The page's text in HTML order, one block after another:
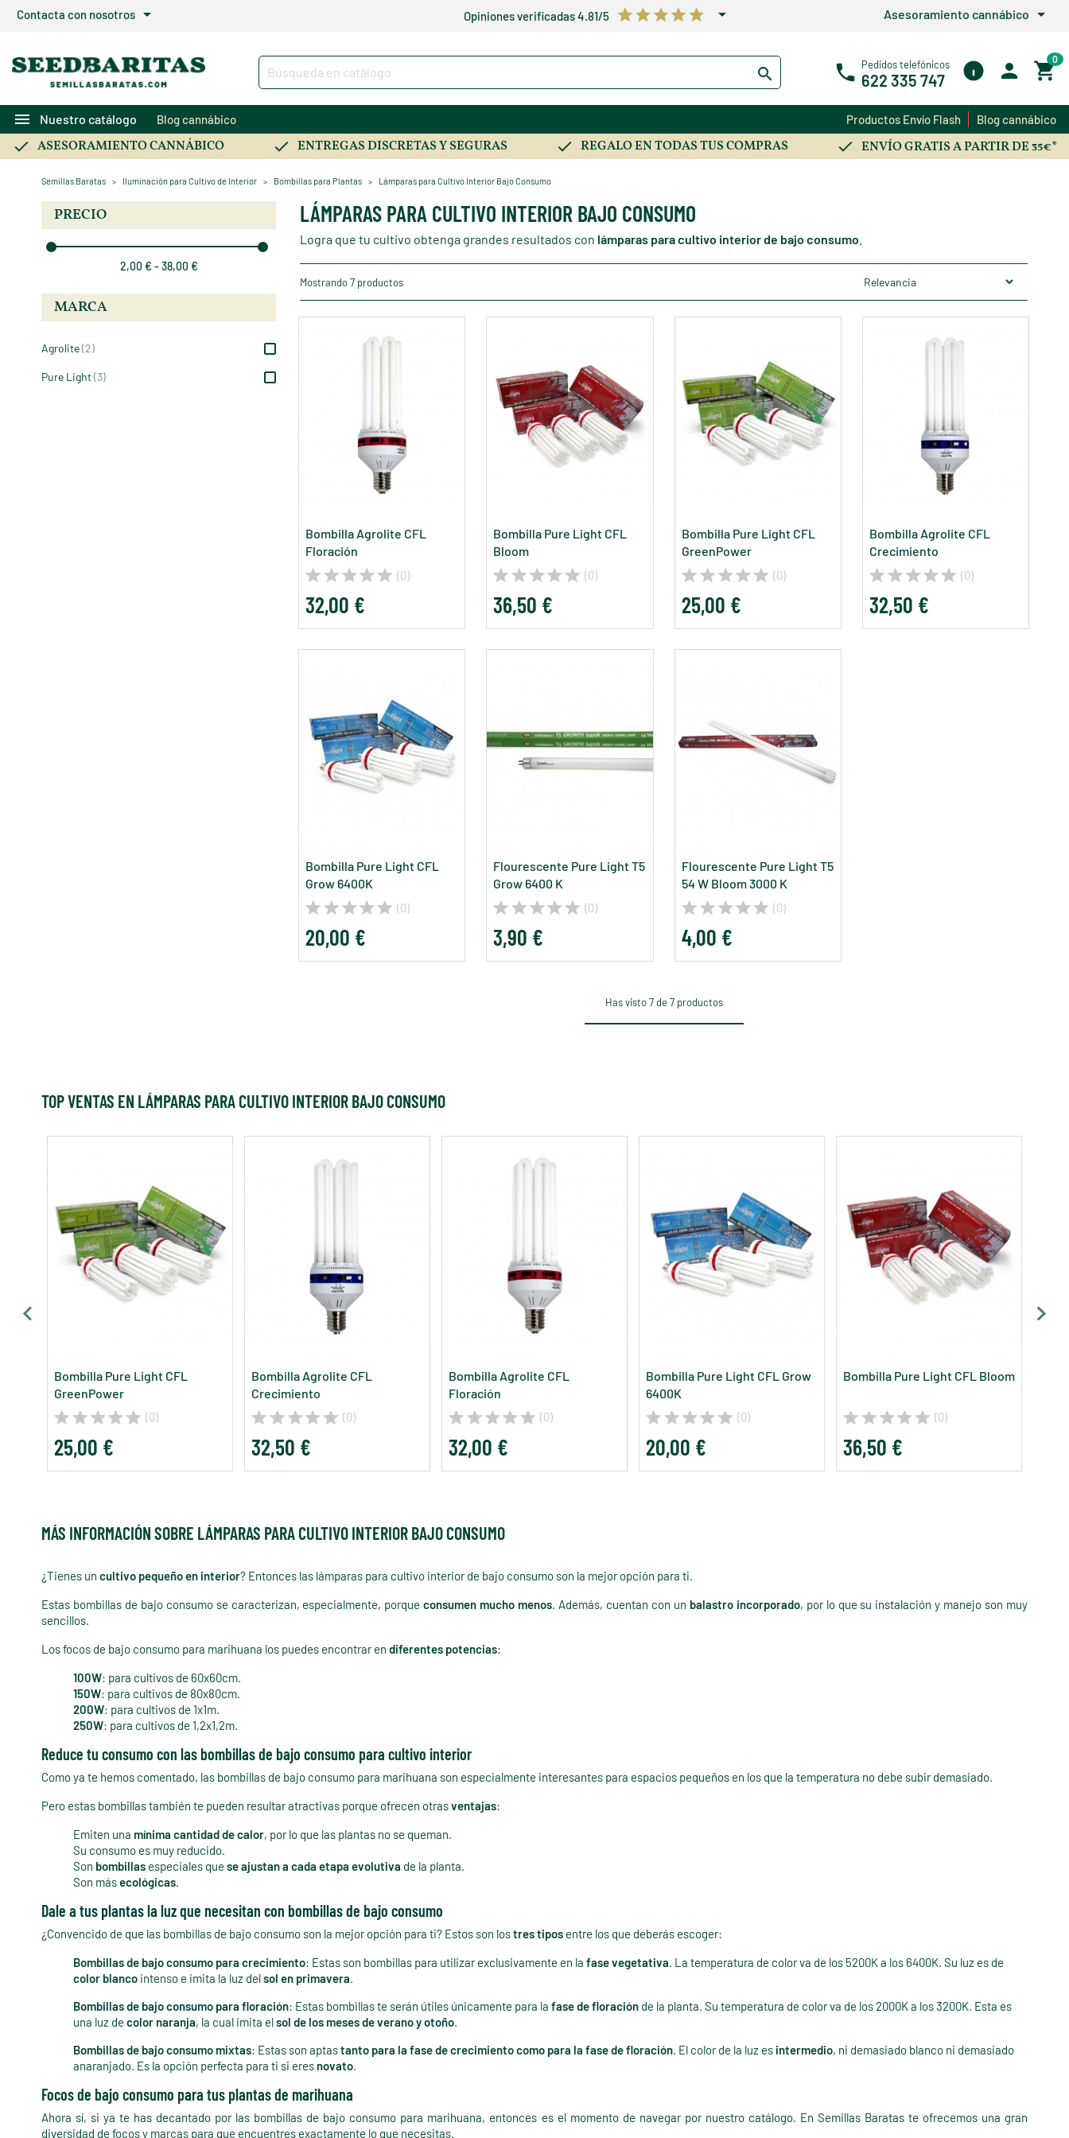
Contacta con nosotros arrow_drop_down Opiniones verificadas 4.81/5 arrow_drop_down Asesoramiento cannábico arrow_drop_down
Pedidos telefónicos
622 335 747
0
menu Nuestro catálogo Blog cannábico Productos Envío Flash Blog cannábico
ASESORAMIENTO CANNÁBICO ENTREGAS DISCRETAS Y SEGURAS REGALO EN TODAS TUS COMPRAS ENVÍO GRATIS A PARTIR DE 35€*
Semillas Baratas Iluminación para Cultivo de Interior Bombillas para Plantas Lámparas para Cultivo Interior Bajo Consumo
PRECIO
2,00 € - 38,00 €
MARCA
Agrolite(2)
Pure Light(3)
LÁMPARAS PARA CULTIVO INTERIOR BAJO CONSUMO
Logra que tu cultivo obtenga grandes resultados con lámparas para cultivo interior de bajo consumo
Mostrando 7 productos
Bombilla Agrolite CFL
Floración
(0)
32,00 €
Bombilla Pure Light CFL
Bloom
(0)
36,50 €
Bombilla Pure Light CFL
GreenPower
(0)
25,00 €
Bombilla Agrolite CFL
Crecimiento
(0)
32,50 €
Bombilla Pure Light CFL
Grow 6400K
(0)
20,00 €
Flourescente Pure Light T5
Grow 6400 K
(0)
3,90 €
Flourescente Pure Light T5
54 W Bloom 3000 K
(0)
4,00 €
Has visto 7 de 7 productos
TOP VENTAS EN LÁMPARAS PARA CULTIVO INTERIOR BAJO CONSUMO
Bombilla Pure Light CFL
GreenPower
(0)
25,00 €
Bombilla Agrolite CFL
Crecimiento
(0)
32,50 €
Bombilla Agrolite CFL
Floración
(0)
32,00 €
Bombilla Pure Light CFL Grow
6400K
(0)
20,00 €
Bombilla Pure Light CFL Bloom
(0)
36,50 €
MÁS INFORMACIÓN SOBRE LÁMPARAS PARA CULTIVO INTERIOR BAJO CONSUMO
¿Tienes un cultivo pequeño en interior? Entonces las lámparas para cultivo interior de bajo consumo son la mejor opción para ti.
Estas bombillas de bajo consumo se caracterizan, especialmente, porqueconsumen mucho menos. Además, cuentan con un balastro incorporado, por lo que su instalación y manejo son muy
sencillos.
Los focos de bajo consumo para marihuana los puedes encontrar en diferentes potencias:
100W: para cultivos de 60x60cm.
150W: para cultivos de 80x80cm.
200W: para cultivos de 1x1m.
250W: para cultivos de 1,2x1,2m.
Reduce tu consumo con las bombillas de bajo consumo para cultivo interior
Como ya te hemos comentado, las bombillas de bajo consumo para marihuana son especialmente interesantes para espacios pequeños en los que la temperatura no debe subir demasiado.
Pero estas bombillas también te pueden resultar atractivas porque ofrecen otrasventajas:
Emiten una mínima cantidad de calor, por lo que las plantas no se queman.
Su consumo es muy reducido.
Son bombillas especiales que se ajustan a cada etapa evolutiva de la planta.
Son másecológicas.
Dale a tus plantas la luz que necesitan con bombillas de bajo consumo
¿Convencido de que las bombillas de bajo consumo son la mejor opción para ti? Estos son lostres tipos entre los que deberás escoger:
Bombillas de bajo consumo para crecimiento: Estas son bombillas para utilizar exclusivamente en la fase vegetativa. La temperatura de color va de los 5200K a los 6400K. Su luz es de
color blanco intenso e imita la luz delsol en primavera.
Bombillas de bajo consumo para floración: Estas bombillas te serán útiles únicamente para la fase de floración de la planta. Su temperatura de color va de los 2000K a los 3200K. Esta es
una luz de color naranja, la cual imita elsol de los meses de verano y otoño.
Bombillas de bajo consumo mixtas: Estas son aptastanto para la fase de crecimiento como para la fase de floración. El color de la luz es intermedio, ni demasiado blanco ni demasiado
anaranjado. Es la opción perfecta para ti si eres novato.
Focos de bajo consumo para tus plantas de marihuana
Ahora sí, si ya te has decantado por las bombillas de bajo consumo para marihuana, entonces es el momento de navegar por nuestro catálogo. En Semillas Baratas te ofrecemos una gran
diversidad de focos y marcas para que encuentres exactamente lo que necesitas.